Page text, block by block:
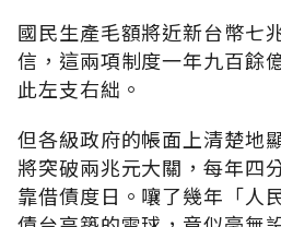
國民生產毛額將近新台幣七
信，這兩項制度一年九百餘
此左支右絀。
但各級政府的帳面上清楚地
將突破兩兆元大關，每年四
靠借債度日。嚷了幾年「人